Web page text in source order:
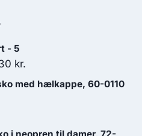
kr..
- 5
kr..
kr.
aktuelle
489.30 kr..
med hælkappe, 60-0110